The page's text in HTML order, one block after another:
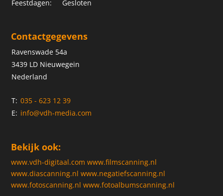
Feestdagen:
Gesloten
Contactgegevens
Ravenswade 54a
3439 LD Nieuwegein
Nederland
T: 035 - 623 12 39
E: info@vdh-media.com
Bekijk ook:
www.vdh-digitaal.com www.filmscanning.nl
www.diascanning.nl www.negatiefscanning.nl
www.fotoscanning.nl www.fotoalbumscanning.nl